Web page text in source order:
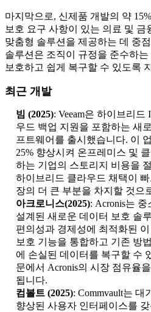
마지막으로, 신제품 개발의 약
보호 요구 사항이 있는 의료 및
맞춤형 솔루션을 제공하는 데 중
솔루션은 조직이 규정을 준수하
보호하고 쉽게 복구할 수 있도록
최근 개발
빔 (2025): Veeam은 하이브리
우드 백업 지원을 포함하는 새
프트웨어를 출시했습니다. 이
25% 향상시켜 온프레미스 및
하는 기업의 스토리지 비용을
하이브리드 클라우드 채택이
장의 더 큰 부분을 차지할 것으
아크로니스(2025): Acronis는 중
설계된 새로운 데이터 보호 솔
편의성과 경제성에 최적화된
보호 기능을 통합하고 기존 방
에 손실된 데이터를 복구할 수
문에서 Acronis의 시장 점유율
됩니다.
컴볼트 (2025): Commvault는
향상된 사용자 인터페이스를